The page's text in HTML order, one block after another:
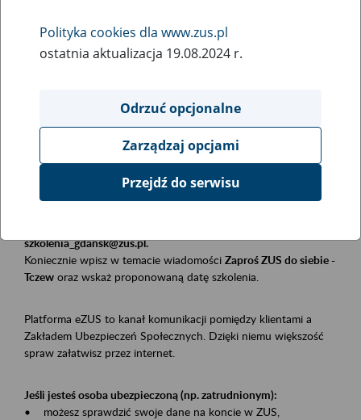
Rodzaj wydarzenia
Szkolenia
Obszar merytoryczny
Płatnicy, ubezpieczeni, świadczeniobiorcy
Opis wydarzenia
Szkolenie stacjonarne w siedzibie firmy, instytucji, urzędu.
szkolenia_gdansk@zus.pl.
Koniecznie wpisz w temacie wiadomości Zaproś ZUS do siebie -
Tczew oraz wskaż proponowaną datę szkolenia.
Platforma eZUS to kanał komunikacji pomiędzy klientami a
Zakładem Ubezpieczeń Społecznych. Dzięki niemu większość
spraw załatwisz przez internet.
Jeśli jesteś osoba ubezpieczoną (np. zatrudnionym):
• możesz sprawdzić swoje dane na koncie w ZUS,
Polityka cookies dla www.zus.pl
ostatnia aktualizacja 19.08.2024 r.
Odrzuć opcjonalne
Zarządzaj opcjami
Przejdź do serwisu